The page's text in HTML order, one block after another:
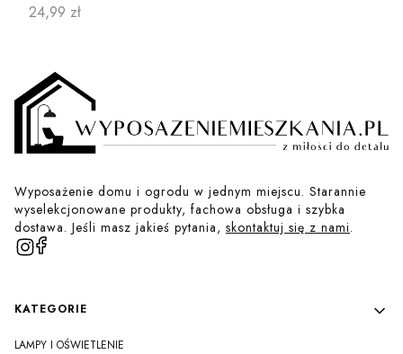
Cena
24,99 zł
Wyposażenie domu i ogrodu w jednym miejscu. Starannie
wyselekcjonowane produkty, fachowa obsługa i szybka
dostawa. Jeśli masz jakieś pytania, skontaktuj się z nami.
Linki w stopce
KATEGORIE
LAMPY I OŚWIETLENIE